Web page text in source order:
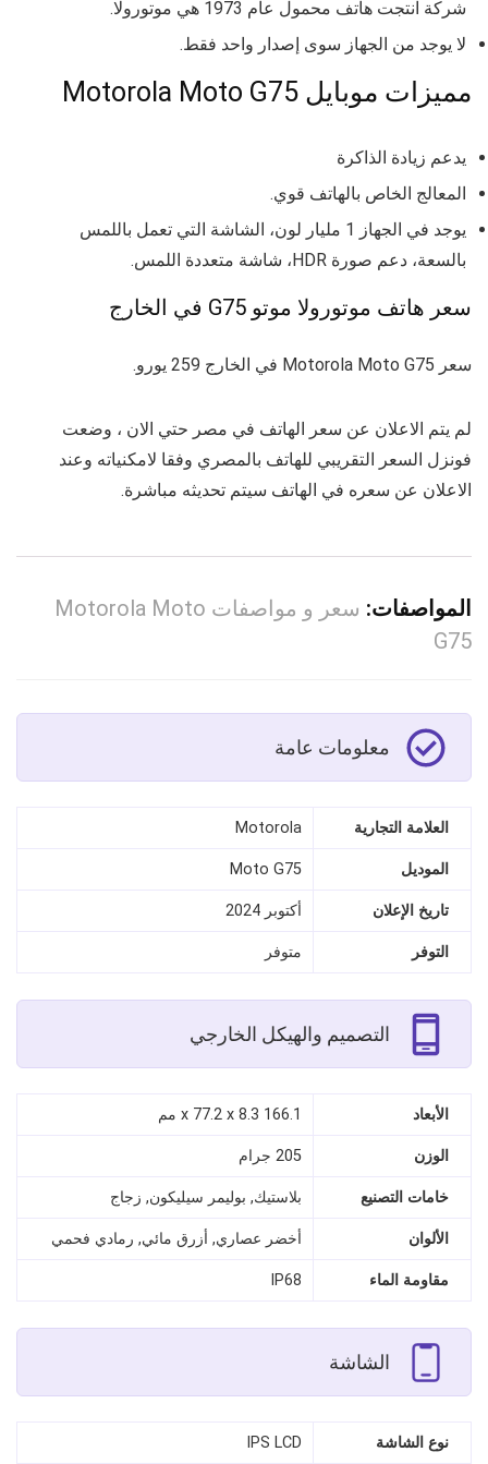
شركة انتجت هاتف محمول عام 1973 هي موتورولا.
لا يوجد من الجهاز سوى إصدار واحد فقط.
مميزات موبايل Motorola Moto G75
يدعم زيادة الذاكرة
المعالج الخاص بالهاتف قوي.
يوجد في الجهاز 1 مليار لون، الشاشة التي تعمل باللمس
بالسعة، دعم صورة HDR، شاشة متعددة اللمس.
سعر هاتف موتورولا موتو G75 في الخارج
سعر Motorola Moto G75 في الخارج 259 يورو.
لم يتم الاعلان عن سعر الهاتف في مصر حتي الان ، وضعت
فونزل السعر التقريبي للهاتف بالمصري وفقا لامكنياته وعند
الاعلان عن سعره في الهاتف سيتم تحديثه مباشرة.
المواصفات:
سعر و مواصفات Motorola Moto
G75
معلومات عامة
العلامة التجارية Motorola
الموديل Moto G75
تاريخ الإعلان أكتوبر 2024
التوفر متوفر
التصميم والهيكل الخارجي
الأبعاد 166.1 x 77.2 x 8.3 مم
الوزن 205 جرام
خامات التصنيع بلاستيك, بوليمر سيليكون, زجاج
الألوان أخضر عصاري, أزرق مائي, رمادي فحمي
مقاومة الماء IP68
الشاشة
نوع الشاشة IPS LCD